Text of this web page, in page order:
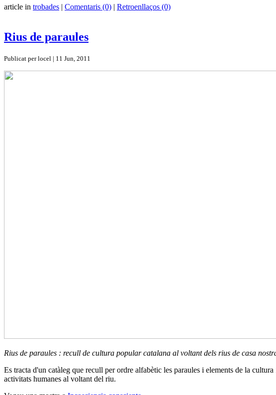
article in trobades | Comentaris (0) | Retroenllaços (0)
Rius de paraules
Publicat per locel | 11 Jun, 2011
Rius de paraules : recull de cultura popular catalana al voltant dels rius de casa
Es tracta d'un catàleg que recull per ordre alfabètic les paraules i elements de la
activitats humanes al voltant del riu.